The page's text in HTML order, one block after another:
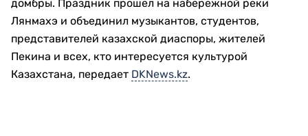
домбры. Праздник прошел на набережной реки
Лянмахэ и объединил музыкантов, студентов,
представителей казахской диаспоры, жителей
Пекина и всех, кто интересуется культурой
Казахстана, передает DKNews.kz.